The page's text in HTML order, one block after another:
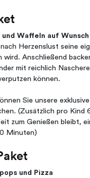
Waffeln auf
Herzenslust seine
wird. Anschließend
mit reichlich
können.
Sie unsere
(Zusätzlich pro Kind
zum Genießen bleibt,
Minuten)
und Pizza